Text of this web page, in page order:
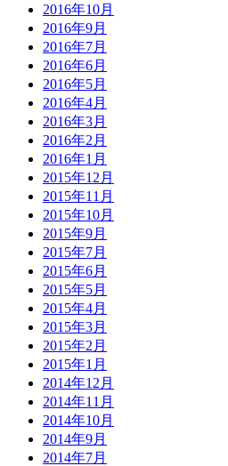
2016年10月
2016年9月
2016年7月
2016年6月
2016年5月
2016年4月
2016年3月
2016年2月
2016年1月
2015年12月
2015年11月
2015年10月
2015年9月
2015年7月
2015年6月
2015年5月
2015年4月
2015年3月
2015年2月
2015年1月
2014年12月
2014年11月
2014年10月
2014年9月
2014年7月